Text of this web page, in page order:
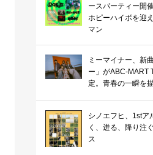
ースパーティー開
ホピーハイボを迎
マン
ミーマイナー、新
ー」がABC-MART
定。青春の一瞬を
シノエフヒ、1stア
く、迸る、降り注
ス